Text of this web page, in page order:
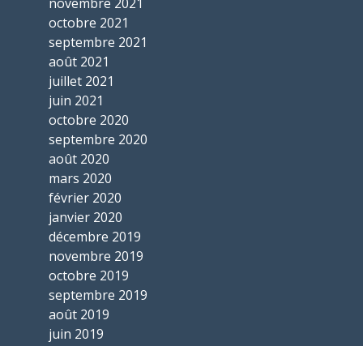
octobre 2021
septembre 2021
août 2021
juillet 2021
juin 2021
octobre 2020
septembre 2020
août 2020
mars 2020
février 2020
janvier 2020
décembre 2019
novembre 2019
octobre 2019
septembre 2019
août 2019
juin 2019